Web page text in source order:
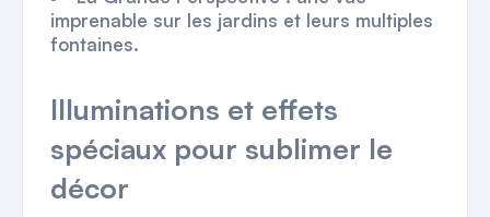
imprenable sur les jardins et leurs multiples
fontaines.
Illuminations et effets
spéciaux pour sublimer le
décor